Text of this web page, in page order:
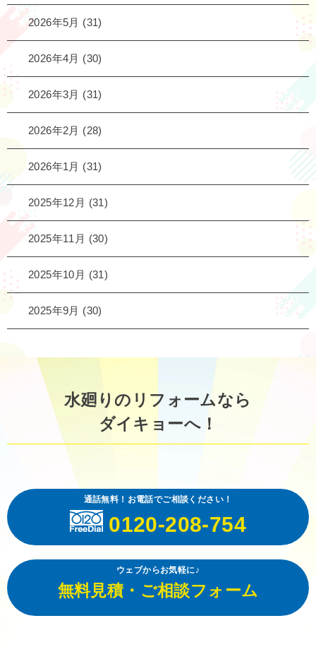
2026年5月 (31)
2026年4月 (30)
2026年3月 (31)
2026年2月 (28)
2026年1月 (31)
2025年12月 (31)
2025年11月 (30)
2025年10月 (31)
2025年9月 (30)
水廻りのリフォームなら
ダイキョーへ！
通話無料！お電話でご相談ください！
0120-208-754
ウェブからお気軽に♪
無料見積・ご相談フォーム